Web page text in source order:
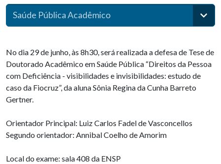
Saúde Pública Acadêmico
No dia 29 de junho, às 8h30, será realizada a defesa de Tese de
Doutorado Acadêmico em Saúde Pública “Direitos da Pessoa
com Deficiência - visibilidades e invisibilidades: estudo de
caso da Fiocruz”, da aluna Sônia Regina da Cunha Barreto
Gertner.
Orientador Principal: Luiz Carlos Fadel de Vasconcellos
Segundo orientador: Annibal Coelho de Amorim
Local do exame: sala 408 da ENSP